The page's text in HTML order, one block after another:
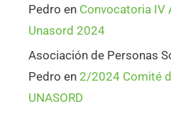
Pedro en Convocatoria IV
Unasord 2024
Asociación de Personas
Pedro en 2/2024 Comité
UNASORD